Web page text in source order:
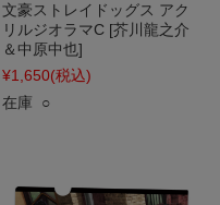
文豪ストレイドッグス アク
リルジオラマC [芥川龍之介
＆中原中也]
¥1,650(税込)
在庫 ○